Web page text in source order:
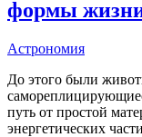
формы
Астрономия
До этого были
путь от простой
энергетических